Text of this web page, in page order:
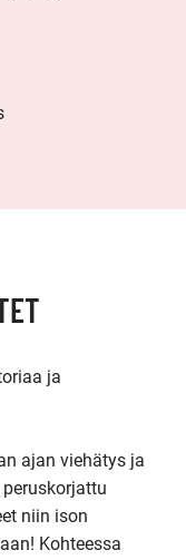
ja
ajan viehätys ja
niin ison
Kohteessa